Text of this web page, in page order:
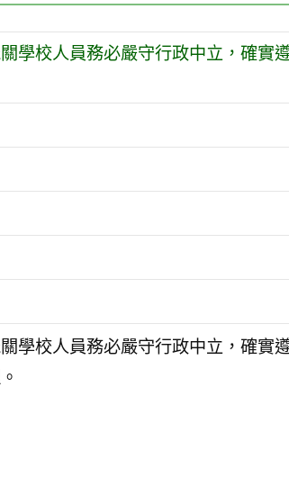
學校人員務必嚴守行政中立，確實
學校人員務必嚴守行政中立，確實